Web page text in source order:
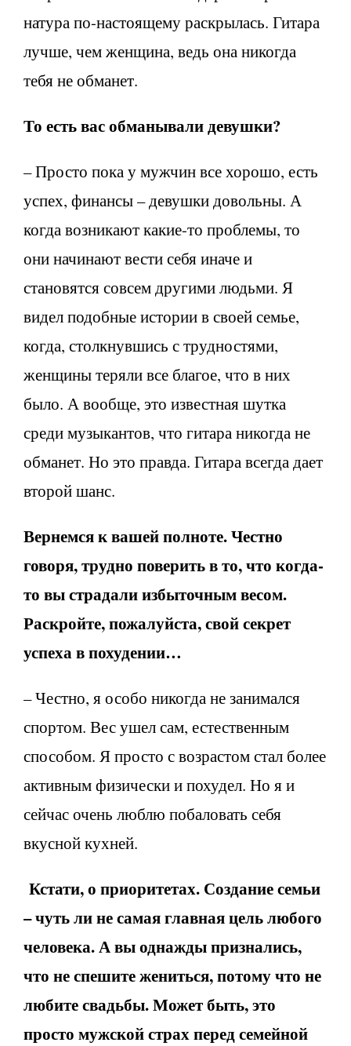
натура по-настоящему раскрылась. Гитара
лучше, чем женщина, ведь она никогда
тебя не обманет.
То есть вас обманывали девушки?
– Просто пока у мужчин все хорошо, есть
успех, финансы – девушки довольны. А
когда возникают какие-то проблемы, то
они начинают вести себя иначе и
становятся совсем другими людьми. Я
видел подобные истории в своей семье,
когда, столкнувшись с трудностями,
женщины теряли все благое, что в них
было. А вообще, это известная шутка
среди музыкантов, что гитара никогда не
обманет. Но это правда. Гитара всегда дает
второй шанс.
Вернемся к вашей полноте. Честно
говоря, трудно поверить в то, что когда-
то вы страдали избыточным весом.
Раскройте, пожалуйста, свой секрет
успеха в похудении…
– Честно, я особо никогда не занимался
спортом. Вес ушел сам, естественным
способом. Я просто с возрастом стал более
активным физически и похудел. Но я и
сейчас очень люблю побаловать себя
вкусной кухней.
Кстати, о приоритетах. Создание семьи
– чуть ли не самая главная цель любого
человека. А вы однажды признались,
что не спешите жениться, потому что не
любите свадьбы. Может быть, это
просто мужской страх перед семейной